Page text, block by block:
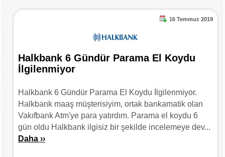
16 Temmuz 2019
Halkbank 6 Gündür Parama El Koydu
İlgilenmiyor
Halkbank 6 Gündür Parama El Koydu İlgilenmiyor.
Halkbank maaş müşterisiyim, ortak bankamatik olan
Vakıfbank Atm'ye para yatırdım. Parama el koydu 6
gün oldu Halkbank ilgisiz bir şekilde incelemeye dev...
Daha ››